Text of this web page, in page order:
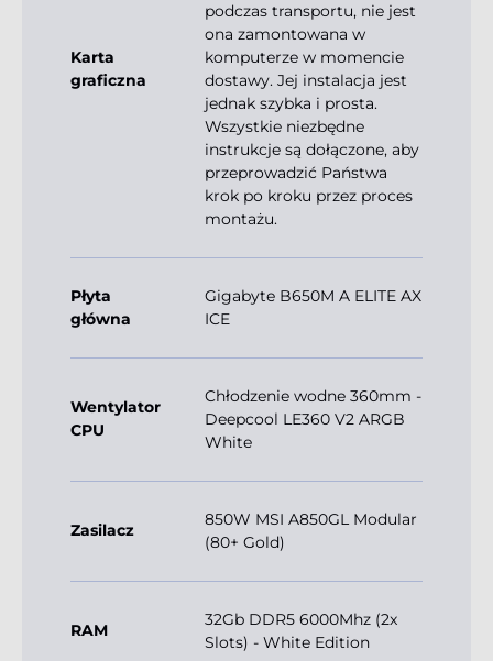
Karta
graficzna
podczas transportu, nie jest
ona zamontowana w
komputerze w momencie
dostawy. Jej instalacja jest
jednak szybka i prosta.
Wszystkie niezbędne
instrukcje są dołączone, aby
przeprowadzić Państwa
krok po kroku przez proces
montażu.
Płyta
główna
Gigabyte B650M A ELITE AX
ICE
Wentylator
CPU
Chłodzenie wodne 360mm -
Deepcool LE360 V2 ARGB
White
Zasilacz
850W MSI A850GL Modular
(80+ Gold)
RAM
32Gb DDR5 6000Mhz (2x
Slots) - White Edition